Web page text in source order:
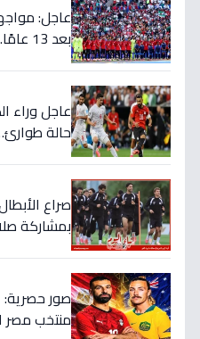
عاجل:
بعد
عاجل وراء
حالة
صراع
بمشاركة
صور
منتخب مصر